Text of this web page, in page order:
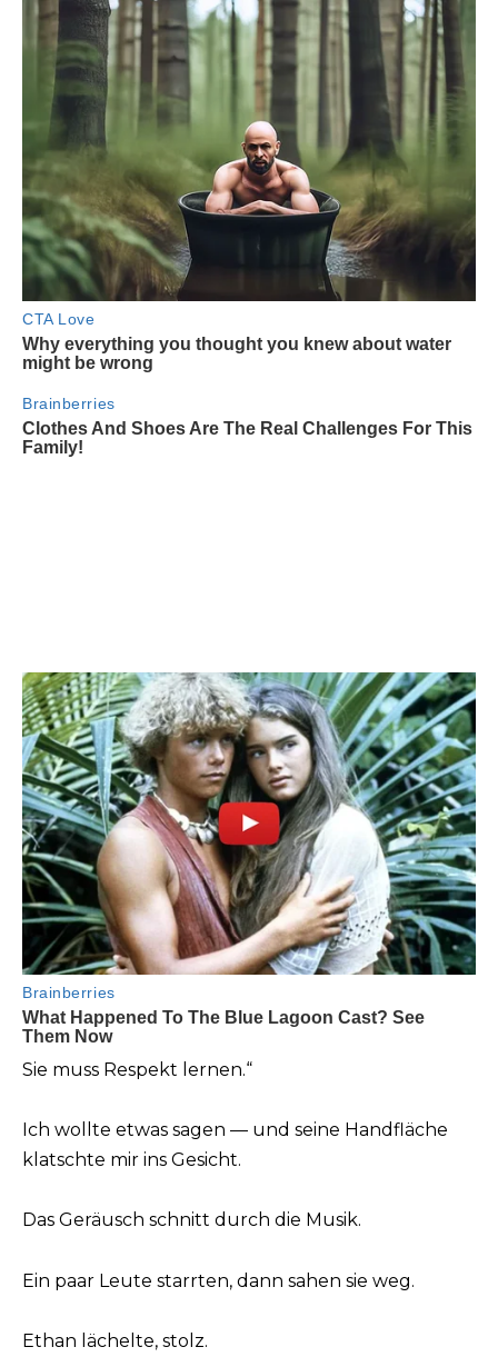
Sie muss Respekt lernen.“
Ich wollte etwas sagen — und seine Handfläche
klatschte mir ins Gesicht.
Das Geräusch schnitt durch die Musik.
Ein paar Leute starrten, dann sahen sie weg.
Ethan lächelte, stolz.